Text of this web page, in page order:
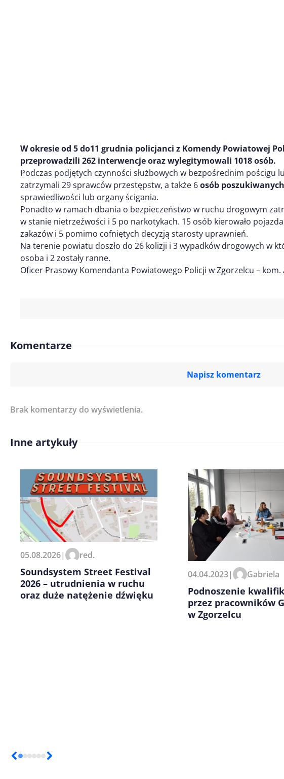
W okresie od 5 do11 grudnia policjanci z Komendy Powiatowej
przeprowadzili 262 interwencjeoraz wylegitymowali 1018osób.
Podczas podjętych czynności służbowych w bezpośrednim pościgu
zatrzymali 29 sprawców przestępstw, a także 6osób poszukiwanych
sprawiedliwości lub organy ścigania.
Ponadto w ramach dbania o bezpieczeństwo w ruchu drogowym
w stanie nietrzeźwości i 5 po narkotykach. 15 osób kierowało
zakazów i 5 pomimo cofniętych decyzją starosty uprawnień.
Na terenie powiatu doszło do 26 kolizji i 3 wypadków drogowych w
osoba i 2 zostały ranne.
Oficer Prasowy Komendanta Powiatowego Policji w Zgorzelcu – kom.
Komentarze
Napisz komentarz
Imię/ Nick*
Zapamiętaj moje dane w tej przeglądarce
kolejnych komentarzy.
Brak komentarzy do wyświetlenia.
Inne artykuły
05.08.2026| red.
Soundsystem Street Festival
2026 – utrudnienia w ruchu
oraz duże natężenie dźwięku
04.04.2023| Gabriela
Podnoszenie
przez pracowników
w Zgorzelcu